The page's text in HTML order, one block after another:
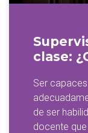
clase:
Ser
de ser
docente